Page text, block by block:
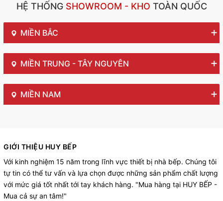
HỆ THỐNGSHOWROOM - KHO TOÀN QUỐC
MIỀN BẮC
MIỀN TRUNG - TÂY NGUYÊN
MIỀN NAM
GIỚI THIỆU HUY BẾP
Với kinh nghiệm 15 năm trong lĩnh vực thiết bị nhà bếp. Chúng tôi
tự tin có thể tư vấn và lựa chọn được những sản phẩm chất lượng
với mức giá tốt nhất tới tay khách hàng. "Mua hàng tại HUY BẾP -
Mua cả sự an tâm!"